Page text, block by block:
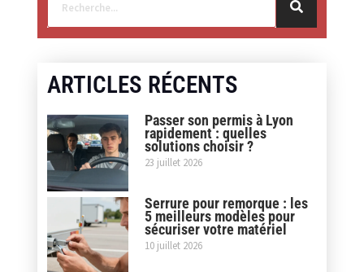
ARTICLES RÉCENTS
Passer son permis à Lyon
rapidement : quelles
solutions choisir ?
23 juillet 2026
Serrure pour remorque : les
5 meilleurs modèles pour
sécuriser votre matériel
10 juillet 2026